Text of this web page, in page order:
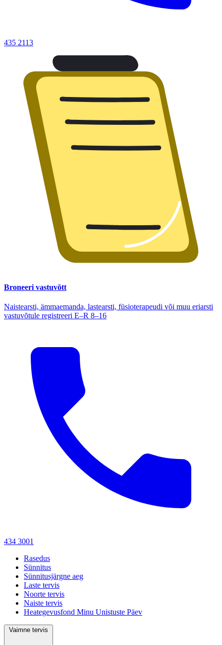
435 2113
Broneeri vastuvõtt
Naistearsti, ämmaemanda, lastearsti, füsioterapeudi või muu eriarsti
vastuvõtule registreeri E–R 8–16
434 3001
Rasedus
Sünnitus
Sünnitusjärgne aeg
Laste tervis
Noorte tervis
Naiste tervis
Heategevusfond Minu Unistuste Päev
Vaimne tervis